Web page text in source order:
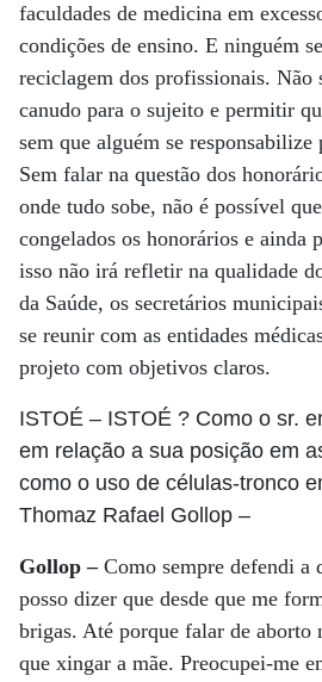
faculdades de medicina em
condições de ensino. E ninguém
reciclagem dos profissionais. Não
canudo para o sujeito e permitir
sem que alguém se responsabilize
Sem falar na questão dos
onde tudo sobe, não é possível
congelados os honorários e ainda
isso não irá refletir na qualidade
da Saúde, os secretários
se reunir com as entidades
projeto com objetivos claros.
ISTOÉ – ISTOÉ ? Como o sr.
em relação a sua posição em
como o uso de células-tronco
Thomaz Rafael Gollop –
Gollop – Como sempre defendi a
posso dizer que desde que me
brigas. Até porque falar de aborto
que xingar a mãe. Preocupei-me